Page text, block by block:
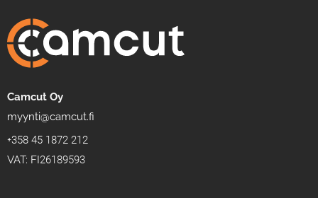
Camcut Oy
myynti@camcut.fi
+358 45 1872 212
VAT: FI26189593